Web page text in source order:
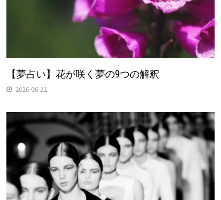
【夢占い】花が咲く夢の9つの解釈
2026-06-22